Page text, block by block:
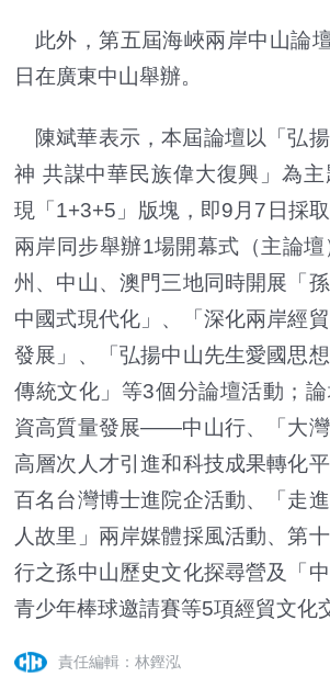
此外，第五屆海峽兩岸中山論
日在廣東中山舉辦。
陳斌華表示，本屆論壇以「弘
神 共謀中華民族偉大復興」為
現「1+3+5」版塊，即9月7日採
兩岸同步舉辦1場開幕式（主論
州、中山、澳門三地同時開展「
中國式現代化」、「深化兩岸經
發展」、「弘揚中山先生愛國思
傳統文化」等3個分論壇活動；
資高質量發展——中山行、「大
高層次人才引進和科技成果轉化
百名台灣博士進院企活動、「走
人故里」兩岸媒體採風活動、第
行之孫中山歷史文化探尋營及「
青少年棒球邀請賽等5項經貿文化
責任編輯：林鏗泓